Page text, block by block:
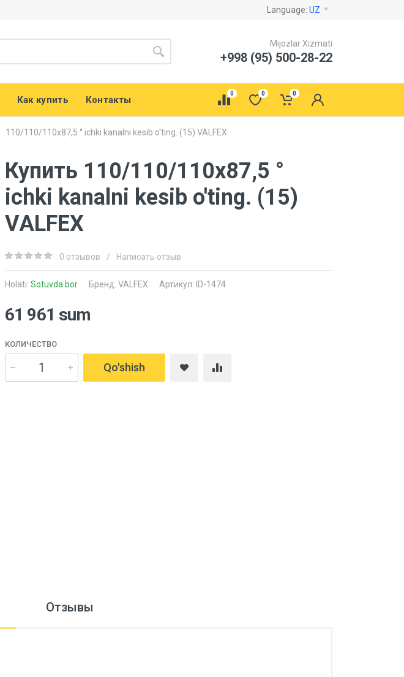
Language: UZ
Mijozlar Xizmati
+998 (95) 500-28-22
Как купить Контакты
0 0 0
110/110/110x87,5 ° ichki kanalni kesib o'ting. (15) VALFEX
Купить 110/110/110x87,5 °
ichki kanalni kesib o'ting. (15)
VALFEX
0 отзывов / Написать отзыв
Holati: Sotuvda bor Бренд: VALFEX Артикул: ID-1474
61 961 sum
КОЛИЧЕСТВО
Qo'shish
Отзывы